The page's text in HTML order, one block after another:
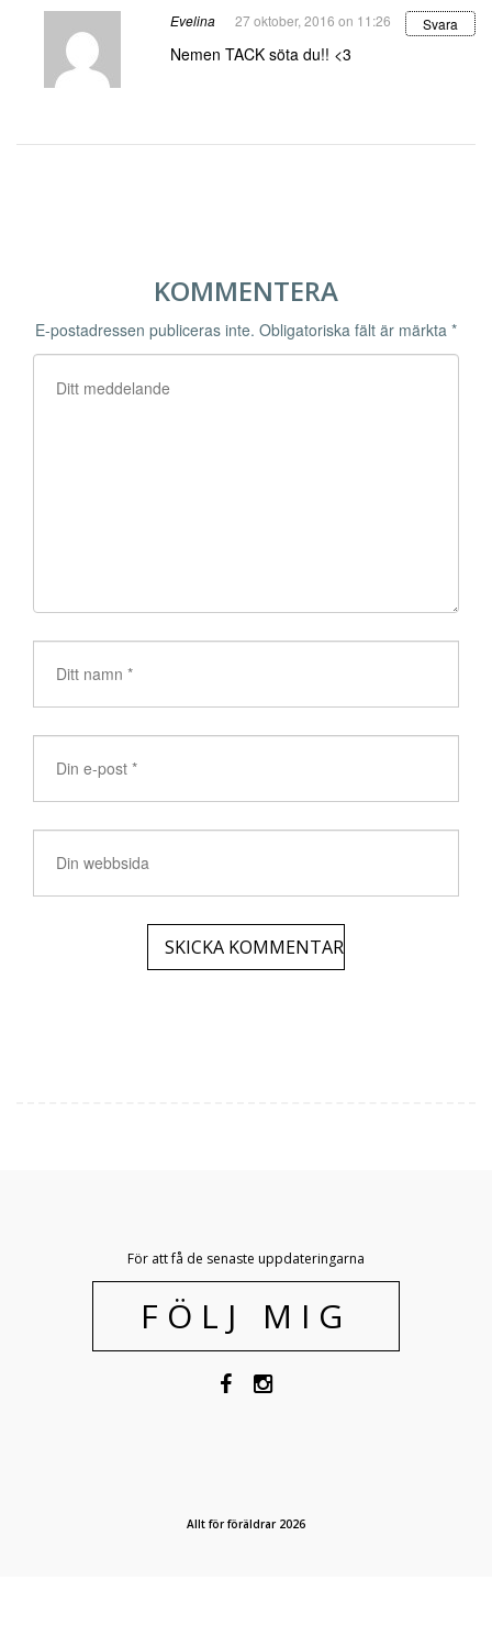
Evelina 27 oktober, 2016 on 11:26 Svara
Nemen TACK söta du!! <3
KOMMENTERA
E-postadressen publiceras inte. Obligatoriska fält är märkta *
För att få de senaste uppdateringarna
FÖLJ MIG
Allt för föräldrar 2026